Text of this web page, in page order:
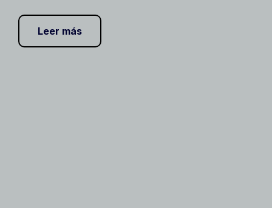
Leer más